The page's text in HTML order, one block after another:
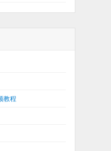
教程